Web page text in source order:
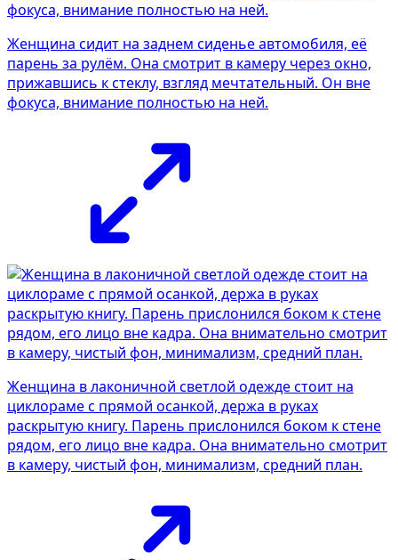
Женщина сидит на заднем сиденье автомобиля, её
парень за рулём. Она смотрит в камеру через окно,
прижавшись к стеклу, взгляд мечтательный. Он вне
фокуса, внимание полностью на ней.
Женщина в лаконичной светлой одежде стоит на
циклораме с прямой осанкой, держа в руках
раскрытую книгу. Парень прислонился боком к стене
рядом, его лицо вне кадра. Она внимательно смотрит
в камеру, чистый фон, минимализм, средний план.